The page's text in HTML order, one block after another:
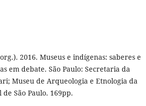
2016. Museus e indígenas: saberes e
em debate. São Paulo: Secretaria da
Museu de Arqueologia e Etnologia da
São Paulo. 169pp.